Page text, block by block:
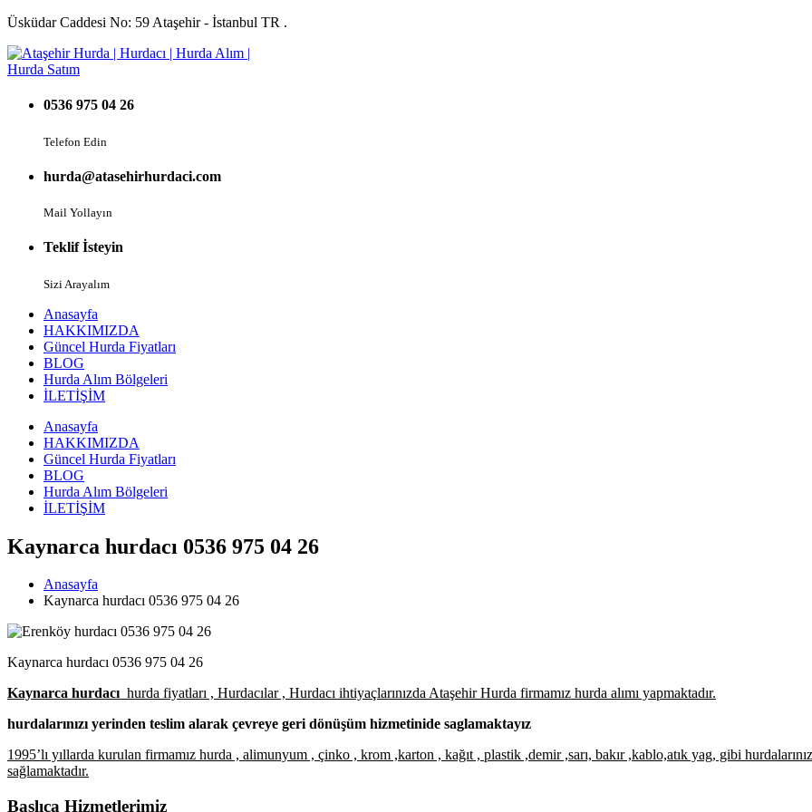
Üsküdar Caddesi No: 59 Ataşehir - İstanbul TR .
0536 975 04 26
Telefon Edin
hurda@atasehirhurdaci.com
Mail Yollayın
Teklif İsteyin
Sizi Arayalım
Anasayfa
HAKKIMIZDA
Güncel Hurda Fiyatları
BLOG
Hurda Alım Bölgeleri
İLETİŞİM
Anasayfa
HAKKIMIZDA
Güncel Hurda Fiyatları
BLOG
Hurda Alım Bölgeleri
İLETİŞİM
Kaynarca hurdacı 0536 975 04 26
Anasayfa
Kaynarca hurdacı 0536 975 04 26
Kaynarca hurdacı 0536 975 04 26
Kaynarca hurdacı hurda fiyatları , Hurdacılar , Hurdacı ihtiyaçlarınızda Ataşehir Hurda firmamız hurda alımı yapmaktadır.
hurdalarınızı yerinden teslim alarak çevreye geri dönüşüm hizmetinide saglamaktayız
1995’lı yıllarda kurulan firmamız hurda , alimunyum , çinko , krom ,karton , kağıt , plastik ,demir ,sarı, bakır ,kablo,atık yag, gibi
sağlamaktadır.
Başlıca Hizmetlerimiz